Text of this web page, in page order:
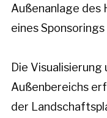
Außenanlage des
eines
Die
Außenbereichs
der